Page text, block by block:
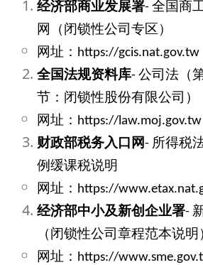
经济部商业发展署- 全国商
网（闭锁性公司专区）
网址：https://gcis.nat.gov.tw
全国法规资料库- 公司法（
节：闭锁性股份有限公司）
网址：https://law.moj.gov.tw
财政部税务入口网- 所得税
例缓课税说明
网址：https://
经济部中小及新创企业署-
（闭锁性公司章程范本说明
网址：https://